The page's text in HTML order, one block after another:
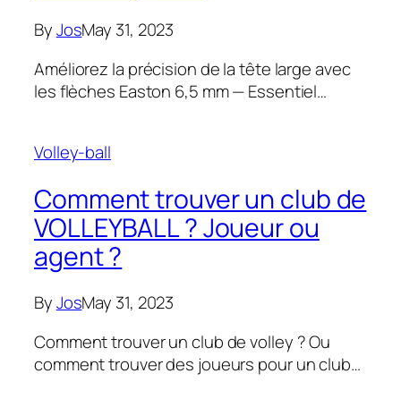
ByJosMay 31, 2023
Améliorez la précision de la tête large avec
les flèches Easton 6,5 mm — Essentiel…
Volley-ball
Comment trouver un club de
VOLLEYBALL ? Joueur ou
agent ?
ByJosMay 31, 2023
Comment trouver un club de volley ? Ou
comment trouver des joueurs pour un club…